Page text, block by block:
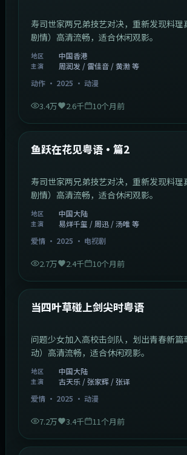
寿司世家两兄弟技艺对决，重新发现料理
剧情）高清流畅，适合休闲观影。
地区 中国香港
主演
周润发 / 雷佳音 / 黄渤 等
动作· 2025 · 动漫
3.4万 2.6千 10个月前
最新
鱼跃在花见粤语·篇2
寿司世家两兄弟技艺对决，重新发现料理
剧情）高清流畅，适合休闲观影。
地区 中国大陆
主演
易烊千玺 / 周迅 / 汤唯 等
爱情· 2025 · 电视剧
2.7万 2.4千 10个月前
最新
当四叶草碰上剑尖时粤语
问题少女加入高校击剑队，划出青春新篇
动）高清流畅，适合休闲观影。
地区 中国大陆
主演
古天乐 / 张家辉 / 张译
爱情· 2025 · 动漫
7.2万 3.4千 11个月前